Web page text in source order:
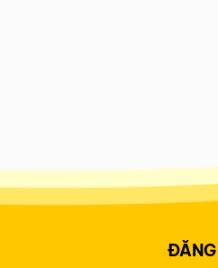
ĐĂNG